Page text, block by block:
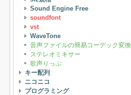
Sound Engine Free
soundfont
vst
WaveTone
音声ファイルの簡易コーデック変換
ステレオミキサー
歌声りっぷ
キー配列
ニコニコ
プログラミング